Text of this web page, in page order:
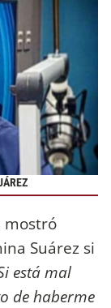
mostró
Suárez si
está mal
de haberme